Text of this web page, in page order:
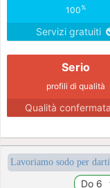
100%
Servizi gratuiti
Serio
profili di qualità
Qualità confermata
Lavoriamo sodo per